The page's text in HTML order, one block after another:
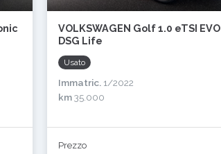
VOLKSWAGEN Golf 1.0 eTSI EVO
DSG Life
Usato
Immatric. 1/2022
km35.000
Prezzo